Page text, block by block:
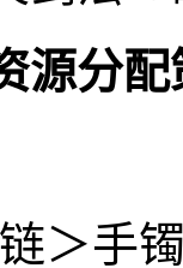
源分配
＞手